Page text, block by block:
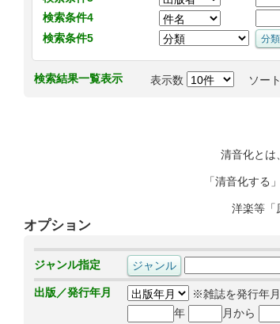
検索条件4
検索条件5
検索結果一覧表示 表示数 ソー
清音化とは
「清音化する
洋楽等「
オプション
ジャンル指定
出版／発行年月
※雑誌を発行年
年
月から